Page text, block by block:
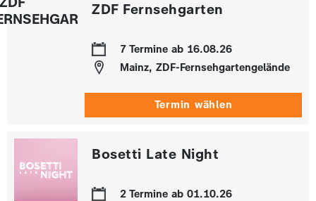
ZDF Fernsehgarten
7 Termine ab 16.08.26
Mainz, ZDF-Fernsehgartengelände
Termin wählen
Bosetti Late Night
2 Termine ab 01.10.26